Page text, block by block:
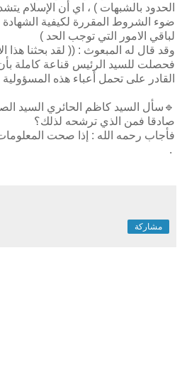
الحدود بالشبهات ) ، اي أن الإسلام
ضوء الشروط المقررة لكيفية الشهادة
لباقي الامور التي توجب الحد )
وقد قال له المبعوث : (( لقد بحثنا هذا
فحصلت للسيد الرئيس قناعة كاملة
القادر على تحمل أعباء هذه
🔹سأل السيد كاظم الحائري السيد
صادقا فمن الذي ترشحه لذلك؟
فأجاب رحمه الله : إذا صحت
.
مشاركة